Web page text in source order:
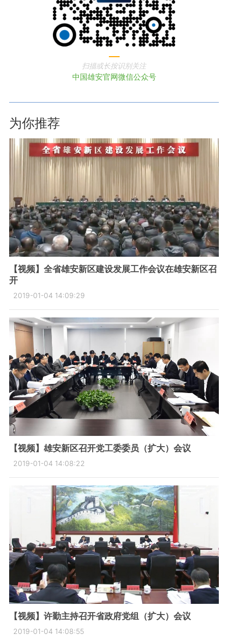
扫描或长按识别关注
中国雄安官网微信公众号
为你推荐
【视频】全省雄安新区建设发展工作会议在雄安新区召
开
2019-01-04 14:09:29
【视频】雄安新区召开党工委委员（扩大）会议
2019-01-04 14:08:22
【视频】许勤主持召开省政府党组（扩大）会议
2019-01-04 14:08:55